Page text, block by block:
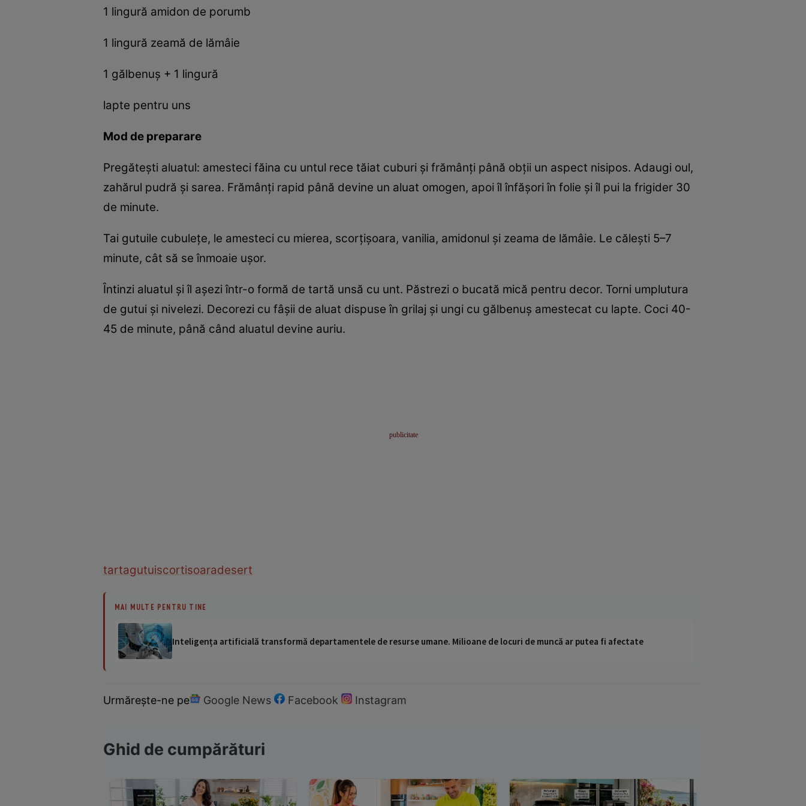
1 lingură amidon de porumb
1 lingură zeamă de lămâie
1 gălbenuș + 1 lingură
lapte pentru uns
Mod de preparare
Pregătești aluatul: amesteci făina cu untul rece tăiat cuburi și frămânți până obții un aspect nisipos. Adaugi oul,
zahărul pudră și sarea. Frămânți rapid până devine un aluat omogen, apoi îl înfășori în folie și îl pui la frigider 30
de minute.
Tai gutuile cubulețe, le amesteci cu mierea, scorțișoara, vanilia, amidonul și zeama de lămâie. Le călești 5–7
minute, cât să se înmoaie ușor.
Întinzi aluatul și îl așezi într-o formă de tartă unsă cu unt. Păstrezi o bucată mică pentru decor. Torni umplutura
de gutui și nivelezi. Decorezi cu fâșii de aluat dispuse în grilaj și ungi cu gălbenuș amestecat cu lapte. Coci 40-
45 de minute, până când aluatul devine auriu.
tartagutuiscortisoaradesert
MAI MULTE PENTRU TINE
Inteligența artificială transformă departamentele de resurse umane. Milioane de locuri de muncă ar putea fi afectate
Urmărește-ne pe Google News Facebook Instagram
Ghid de cumpărături